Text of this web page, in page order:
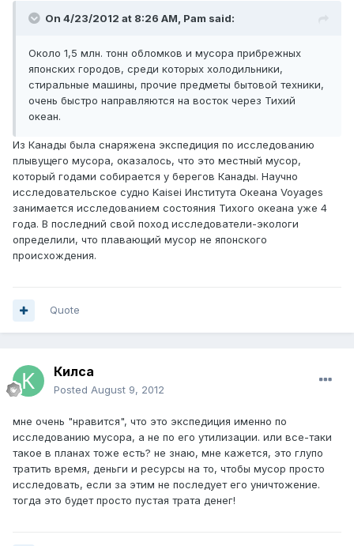
On 4/23/2012 at 8:26 AM, Pam said:
Около 1,5 млн. тонн обломков и мусора прибрежных
японских городов, среди которых холодильники,
стиральные машины, прочие предметы бытовой техники,
очень быстро направляются на восток через Тихий
океан.
Из Канады была снаряжена экспедиция по исследованию
плывущего мусора, оказалось, что это местный мусор,
который годами собирается у берегов Канады. Научно
исследовательское судно Kaisei Института Океана Voyages
занимается исследованием состояния Тихого океана уже 4
года. В последний свой поход исследователи-экологи
определили, что плавающий мусор не японского
происхождения.
Quote
Килса
Posted August 9, 2012
мне очень "нравится", что это экспедиция именно по
исследованию мусора, а не по его утилизации. или все-таки
такое в планах тоже есть? не знаю, мне кажется, это глупо
тратить время, деньги и ресурсы на то, чтобы мусор просто
исследовать, если за этим не последует его уничтожение.
тогда это будет просто пустая трата денег!